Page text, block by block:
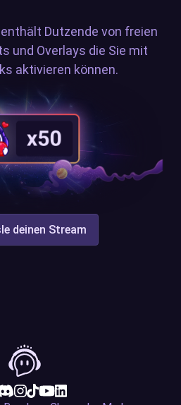
Dutzende von freien
und Overlays die Sie mit
aktivieren können.
deinen Stream